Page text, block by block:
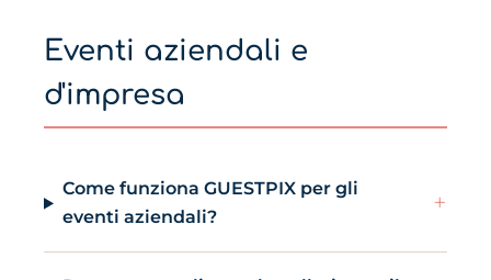
Eventi aziendali e
d'impresa
Come funziona GUESTPIX per gli
eventi aziendali?
+